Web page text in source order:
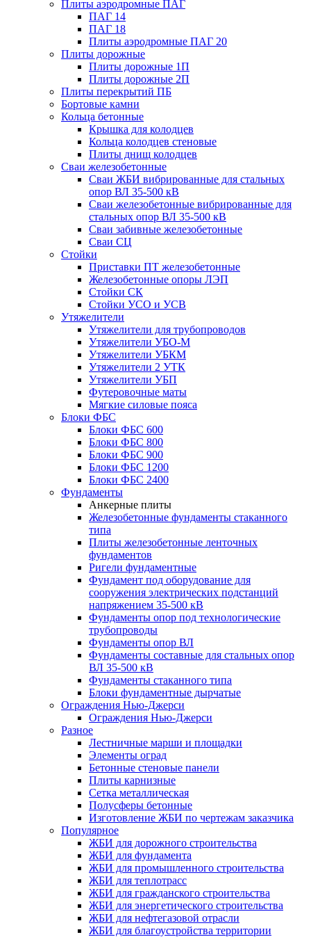
Плиты аэродромные ПАГ
ПАГ 14
ПАГ 18
Плиты аэродромные ПАГ 20
Плиты дорожные
Плиты дорожные 1П
Плиты дорожные 2П
Плиты перекрытий ПБ
Бортовые камни
Кольца бетонные
Крышка для колодцев
Кольца колодцев стеновые
Плиты днищ колодцев
Сваи железобетонные
Сваи ЖБИ вибрированные для стальных
опор ВЛ 35-500 кВ
Сваи железобетонные вибрированные для
стальных опор ВЛ 35-500 кВ
Сваи забивные железобетонные
Сваи СЦ
Стойки
Приставки ПТ железобетонные
Железобетонные опоры ЛЭП
Стойки СК
Стойки УСО и УСВ
Утяжелители
Утяжелители для трубопроводов
Утяжелители УБО-М
Утяжелители УБКМ
Утяжелители 2 УТК
Утяжелители УБП
Футеровочные маты
Мягкие силовые пояса
Блоки ФБС
Блоки ФБС 600
Блоки ФБС 800
Блоки ФБС 900
Блоки ФБС 1200
Блоки ФБС 2400
Фундаменты
Анкерные плиты
Железобетонные фундаменты стаканного
типа
Плиты железобетонные ленточных
фундаментов
Ригели фундаментные
Фундамент под оборудование для
сооружения электрических подстанций
напряжением 35-500 кВ
Фундаменты опор под технологические
трубопроводы
Фундаменты опор ВЛ
Фундаменты составные для стальных опор
ВЛ 35-500 кВ
Фундаменты стаканного типа
Блоки фундаментные дырчатые
Ограждения Нью-Джерси
Ограждения Нью-Джерси
Разное
Лестничные марши и площадки
Элементы оград
Бетонные стеновые панели
Плиты карнизные
Сетка металлическая
Полусферы бетонные
Изготовление ЖБИ по чертежам заказчика
Популярное
ЖБИ для дорожного строительства
ЖБИ для фундамента
ЖБИ для промышленного строительства
ЖБИ для теплотрасс
ЖБИ для гражданского строительства
ЖБИ для энергетического строительства
ЖБИ для нефтегазовой отрасли
ЖБИ для благоустройства территории